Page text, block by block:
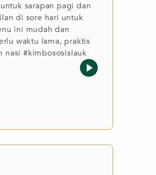
sarapan pagi dan
di sore hari untuk
ini mudah dan
waktu lama, praktis
nasi #kimbososislauk